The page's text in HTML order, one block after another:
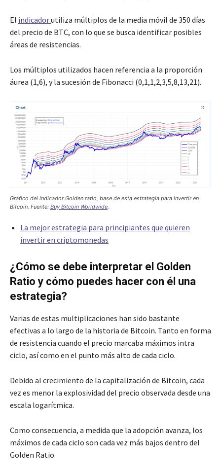
El indicadorutiliza múltiplos de la media móvil de 350 días
del precio de BTC, con lo que se busca identificar posibles
áreas de resistencias.
Los múltiplos utilizados hacen referencia a la proporción
áurea (1,6), y la sucesión de Fibonacci (0,1,1,2,3,5,8,13,21).
Gráfico del indicador Golden ratio, base de esta estrategia para invertir en
Bitcoin. Fuente: Buy Bitcoin Worldwide.
La mejor estrategia para principiantes que quieren
invertir en criptomonedas
¿Cómo se debe interpretar el Golden
Ratio y cómo puedes hacer con él una
estrategia?
Varias de estas multiplicaciones han sido bastante
efectivas a lo largo de la historia de Bitcoin. Tanto en forma
de resistencia cuando el precio marcaba máximos intra
ciclo, así como en el punto más alto de cada ciclo.
Debido al crecimiento de la capitalización de Bitcoin, cada
vez es menor la explosividad del precio observada desde una
escala logarítmica.
Como consecuencia, a medida que la adopción avanza, los
máximos de cada ciclo son cada vez más bajos dentro del
Golden Ratio.